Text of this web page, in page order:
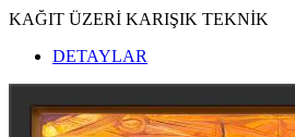
KAĞIT ÜZERİ KARIŞIK TEKNİK
DETAYLAR